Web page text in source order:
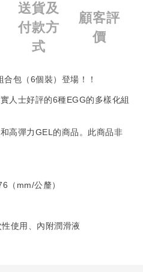
送貨及
付款方
式
顧客評
價
包（6個裝）登場！！
人士好評的6種EGG的多樣化組
高彈力GEL的商品。此商品非
（mm/公釐）
使用、內附潤滑液